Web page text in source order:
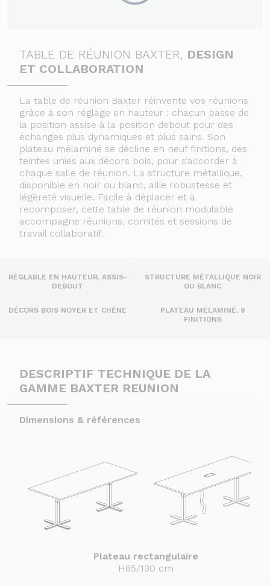
TABLE DE RÉUNION BAXTER, DESIGN
ET COLLABORATION
La table de réunion Baxter réinvente vos réunions
grâce à son réglage en hauteur : chacun passe de
la position assise à la position debout pour des
échanges plus dynamiques et plus sains. Son
plateau mélaminé se décline en neuf finitions, des
teintes unies aux décors bois, pour s’accorder à
chaque salle de réunion. La structure métallique,
disponible en noir ou blanc, allie robustesse et
légèreté visuelle. Facile à déplacer et à
recomposer, cette table de réunion modulable
accompagne réunions, comités et sessions de
travail collaboratif.
RÉGLABLE EN HAUTEUR, ASSIS-
DEBOUT
STRUCTURE MÉTALLIQUE NOIR
OU BLANC
DÉCORS BOIS NOYER ET CHÊNE
PLATEAU MÉLAMINÉ, 9
FINITIONS
DESCRIPTIF TECHNIQUE DE LA
GAMME BAXTER REUNION
Dimensions & références
Plateau rectangulaire
H65/130 cm